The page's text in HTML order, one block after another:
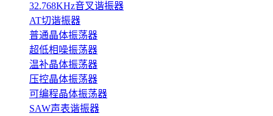
32.768KHz音叉谐振器
AT切谐振器
普通晶体振荡器
超低相噪振荡器
温补晶体振荡器
压控晶体振荡器
可编程晶体振荡器
SAW声表谐振器